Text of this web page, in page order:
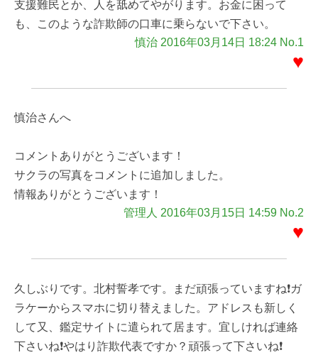
支援難民とか、人を舐めてやがります。お金に困って
も、このような詐欺師の口車に乗らないで下さい。
慎治 2016年03月14日 18:24 No.1
♥
慎治さんへ
コメントありがとうございます！
サクラの写真をコメントに追加しました。
情報ありがとうございます！
管理人 2016年03月15日 14:59 No.2
♥
久しぶりです。北村誓孝です。まだ頑張っていますね❗ガ
ラケーからスマホに切り替えました。アドレスも新しく
して又、鑑定サイトに遣られて居ます。宜しければ連絡
下さいね❗やはり詐欺代表ですか？頑張って下さいね❗